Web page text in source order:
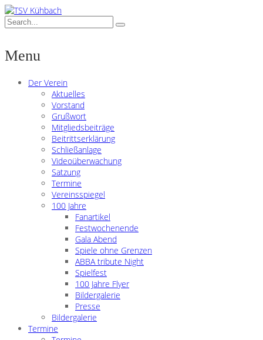
Menu
Der Verein
Aktuelles
Vorstand
Grußwort
Mitgliedsbeiträge
Beitrittserklärung
Schließanlage
Videoüberwachung
Satzung
Termine
Vereinsspiegel
100 Jahre
Fanartikel
Festwochenende
Gala Abend
Spiele ohne Grenzen
ABBA tribute Night
Spielfest
100 Jahre Flyer
Bildergalerie
Presse
Bildergalerie
Termine